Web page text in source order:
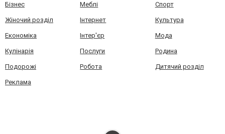
Бізнес Меблі Спорт
Жіночий розділ Інтернет Культура
Економіка Інтер'єр Мода
Кулінарія Послуги Родина
Подорожі Робота Дитячий розділ
Реклама